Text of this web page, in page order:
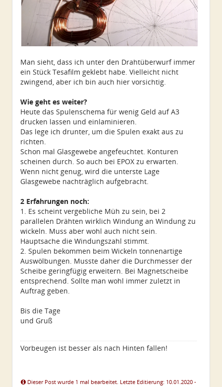
Man sieht, dass ich unter den Drahtüberwurf immer
ein Stück Tesafilm geklebt habe. Vielleicht nicht
zwingend, aber ich bin auch hier vorsichtig.
Wie geht es weiter?
Heute das Spulenschema für wenig Geld auf A3
drucken lassen und einlaminieren.
Das lege ich drunter, um die Spulen exakt aus zu
richten.
Schon mal Glasgewebe angefeuchtet. Konturen
scheinen durch. So auch bei EPOX zu erwarten.
Wenn nicht genug, wird die unterste Lage
Glasgewebe nachträglich aufgebracht.
2 Erfahrungen noch:
1. Es scheint vergebliche Müh zu sein, bei 2
parallelen Drähten wirklich Windung an Windung zu
wickeln. Muss aber wohl auch nicht sein.
Hauptsache die Windungszahl stimmt.
2. Spulen bekommen beim Wickeln tonnenartige
Auswölbungen. Musste daher die Durchmesser der
Scheibe geringfügig erweitern. Bei Magnetscheibe
entsprechend. Sollte man wohl immer zuletzt in
Auftrag geben.
Bis die Tage
und Gruß
Vorbeugen ist besser als nach Hinten fallen!
Dieser Post wurde 1 mal bearbeitet. Letzte Editierung: 10.01.2020 -